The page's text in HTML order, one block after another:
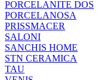
PORCELANITE DOS
PORCELANOSA
PRISSMACER
SALONI
SANCHIS HOME
STN CERAMICA
TAU